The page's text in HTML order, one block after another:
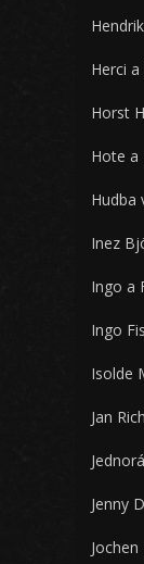
Herci
Horst
Hote a
Hudba
Inez
Ingo a
Ingo
Isolde
Jan
Jenny